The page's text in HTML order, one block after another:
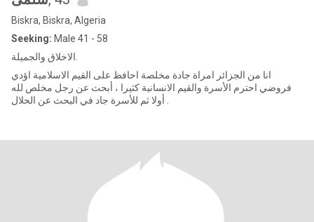
Biskra, Biskra, Algeria
Seeking: Male 41 - 58
انا من الجزائر امراة جادة مخلصة احافظ على القيم الاسلامية اؤدي
فروضي احترم الأسرة والقيم الانسانية كثيرا ، أبحث عن رجل مخلص لله